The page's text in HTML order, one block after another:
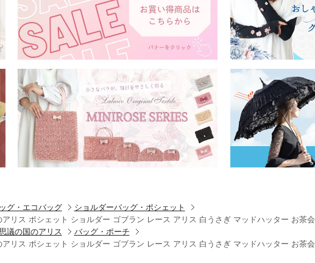
グ・エコバッグ
ショルダーバッグ・ポシェット
リス ポシェット ショルダー ゴブラン レース アリス 白うさぎ マッドハッター お茶会
議の国のアリス
バッグ・ポーチ
リス ポシェット ショルダー ゴブラン レース アリス 白うさぎ マッドハッター お茶会